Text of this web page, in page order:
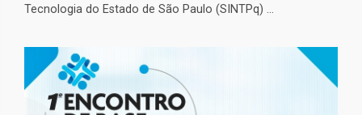
Tecnologia do Estado de São Paulo (SINTPq) ...